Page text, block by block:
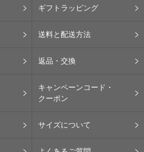
ギフトラッピング
送料と配送方法
返品・交換
キャンペーンコード・
クーポン
サイズについて